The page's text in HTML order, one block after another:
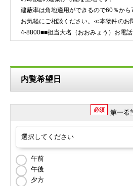
建蔽率は角地適用ができるので60％か
お気軽にご相談ください。≪本物件のお
4-8800■■担当大名（おおみょう）お電
内覧希望日
必須 第一希
午前
午後
夕方